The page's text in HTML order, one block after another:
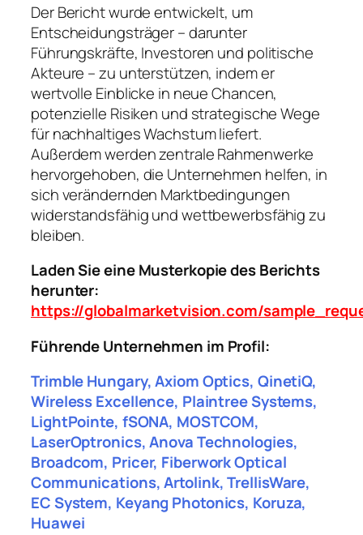
Der Bericht wurde entwickelt, um
Entscheidungsträger – darunter
Führungskräfte, Investoren und politische
Akteure – zu unterstützen, indem er
wertvolle Einblicke in neue Chancen,
potenzielle Risiken und strategische Wege
für nachhaltiges Wachstum liefert.
Außerdem werden zentrale Rahmenwerke
hervorgehoben, die Unternehmen helfen, in
sich verändernden Marktbedingungen
widerstandsfähig und wettbewerbsfähig zu
bleiben.
Laden Sie eine Musterkopie des Berichts
herunter:
https://globalmarketvision.com/
Führende Unternehmen im Profil:
Trimble Hungary, Axiom Optics, QinetiQ,
Wireless Excellence, Plaintree Systems,
LightPointe, fSONA, MOSTCOM,
LaserOptronics, Anova Technologies,
Broadcom, Pricer, Fiberwork Optical
Communications, Artolink, TrellisWare,
EC System, Keyang Photonics, Koruza,
Huawei